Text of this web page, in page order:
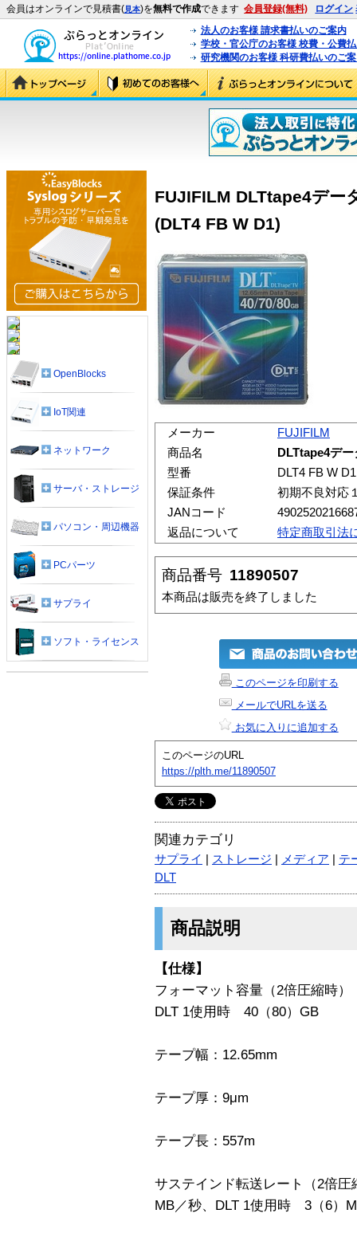
会員はオンラインで見積書(見本)を無料で作成できます 会員登録(無料) ログイン
法人のお客様 請求書払いのご案内
学校・官公庁のお客様 校費・公費
研究機関のお客様 科研費払いのご
FUJIFILM DLTtape4デ
(DLT4 FB W D1)
メーカー
FUJIFILM
商品名
DLTtape4デ
型番
DLT4 FB W D1
保証条件
初期不良対応
JANコード
返品について
特定商取引法
商品番号 11890507
本商品は販売を終了しました
このページを印刷する
メールでURLを送る
お気に入りに追加する
このページのURL
https://plth.me/11890507
関連カテゴリ
サプライ ストレージ メディア
テ
DLT
商品説明
【仕様】
フォーマット容量（2倍圧縮時
DLT 1使用時 40（80）GB
テープ幅：12.65mm
テープ厚：9μm
テープ長：557m
サステインド転送レート（2倍
MB／秒、DLT 1使用時 3（6）
OpenBlocks
IoT関連
ネットワーク
サーバ・ストレージ
パソコン・周辺機器
PCパーツ
サプライ
ソフト・ライセンス